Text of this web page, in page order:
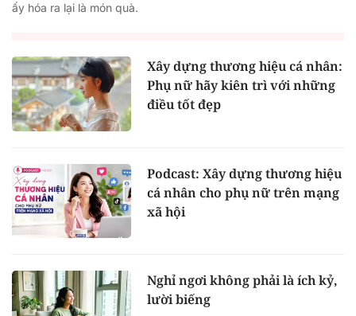
ấy hóa ra lại là món quà.
Xây dựng thương hiệu cá nhân:
Phụ nữ hãy kiên trì với những
điều tốt đẹp
Podcast: Xây dựng thương hiệu
cá nhân cho phụ nữ trên mạng
xã hội
Nghỉ ngơi không phải là ích kỷ,
lười biếng